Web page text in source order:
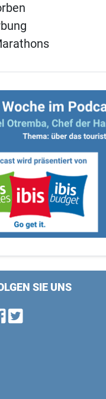
SIE UNS
Find us on
Follow us